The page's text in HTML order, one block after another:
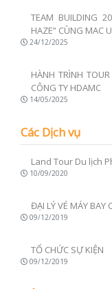
TEAM BUILDING
24/12/2025
HÀNH TRÌNH
Các Dịch vụ
10/09/2020
09/12/2019